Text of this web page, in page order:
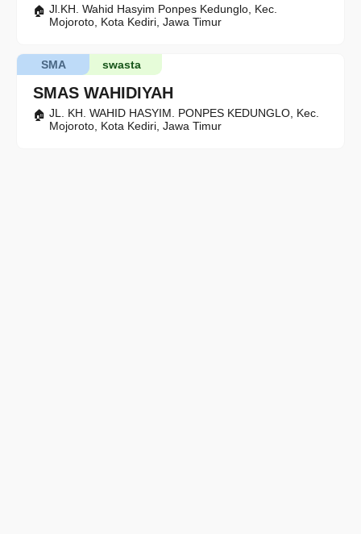
Jl.KH. Wahid Hasyim Ponpes Kedunglo, Kec.
Mojoroto, Kota Kediri, Jawa Timur
SMAS WAHIDIYAH
swasta
SMA
JL. KH. WAHID HASYIM. PONPES KEDUNGLO, Kec.
Mojoroto, Kota Kediri, Jawa Timur